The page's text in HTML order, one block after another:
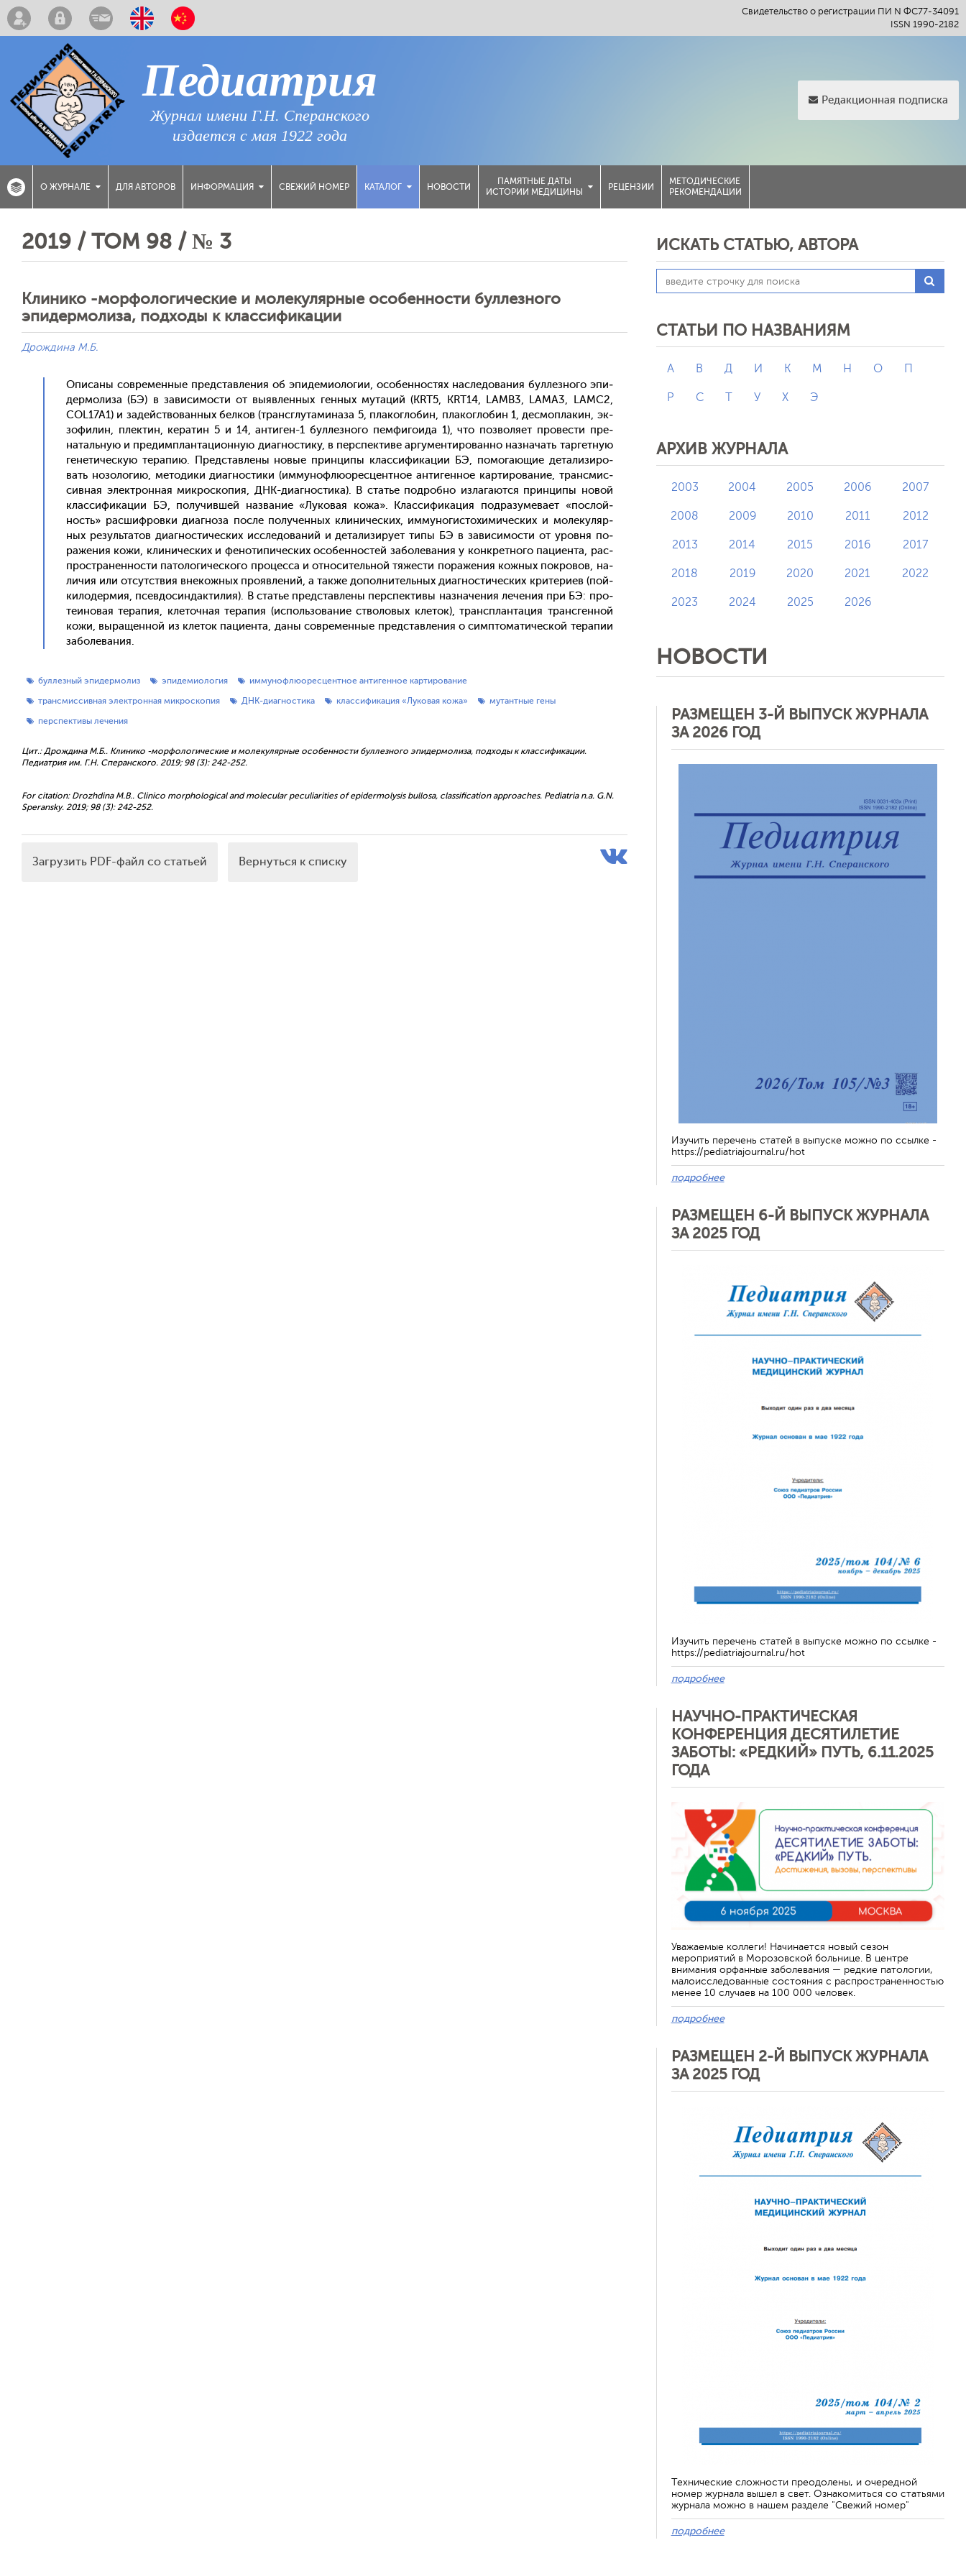
Свидетельство о регистрации ПИ N ФС77-34091
ISSN 1990-2182
Педиатрия
Журнал имени Г.Н. Сперанского
издается с мая 1922 года
Редакционная подписка
О ЖУРНАЛЕ ДЛЯ АВТОРОВ ИНФОРМАЦИЯ СВЕЖИЙ НОМЕР КАТАЛОГ НОВОСТИ
ПАМЯТНЫЕ ДАТЫ
ИСТОРИИ МЕДИЦИНЫ
РЕЦЕНЗИИ
МЕТОДИЧЕСКИЕ
РЕКОМЕНДАЦИИ
2019 / ТОМ 98 / № 3
Клинико -морфологические и молекулярные особенности буллезного
эпидермолиза, подходы к классификации
Дрождина М.Б.
Опи­саны сов­ре­мен­ные пред­став­ле­ния об эпи­деми­оло­гии, осо­бен­ностях нас­ле­дова­ния бул­лезно­го эпи­
дер­мо­лиза (БЭ) в за­виси­мос­ти от вы­яв­ленных ген­ных му­таций (KRT5, KRT14, LAMB3, LAMA3, LAMC2,
COL17A1) и за­дей­ство­ван­ных бел­ков (транс­глу­тами­наза 5, пла­ког­ло­бин, пла­ког­ло­бин 1, дес­мопла­кин, эк­
зо­филин, плек­тин, ке­ратин 5 и 14, ан­ти­ген-1 бул­лезно­го пем­фи­го­ида 1), что поз­во­ля­ет про­вес­ти пре­
наталь­ную и пре­дим­план­та­ци­он­ную ди­аг­ности­ку, в пер­спек­ти­ве ар­гу­мен­ти­рован­но наз­на­чать тар­гетную
ге­нети­чес­кую те­рапию. Пред­став­ле­ны но­вые прин­ци­пы клас­си­фика­ции БЭ, по­мога­ющие де­тали­зиро­
вать но­золо­гию, ме­тоди­ки ди­аг­ности­ки (им­му­ноф­лю­орес­цен­тное ан­ти­ген­ное кар­ти­рова­ние, тран­смис­
сивная элек­трон­ная мик­роско­пия, ДНК-ди­аг­ности­ка). В статье под­робно из­ла­га­ют­ся прин­ци­пы но­вой
клас­си­фика­ции БЭ, по­лучив­шей наз­ва­ние «Лу­ковая ко­жа». Клас­си­фика­ция под­ра­зуме­ва­ет «пос­лой­
ность» рас­шифров­ки ди­аг­но­за пос­ле по­лучен­ных кли­ничес­ких, им­му­ногис­то­хими­чес­ких и мо­леку­ляр­
ных ре­зуль­та­тов ди­аг­ности­чес­ких ис­сле­дова­ний и де­тали­зиру­ет ти­пы БЭ в за­виси­мос­ти от уров­ня по­
раже­ния ко­жи, кли­ничес­ких и фе­ноти­пичес­ких осо­бен­ностей за­боле­вания у кон­крет­но­го па­ци­ен­та, рас­
простра­нен­ности па­толо­гичес­ко­го про­цес­са и от­но­ситель­ной тя­жес­ти по­раже­ния кож­ных пок­ро­вов, на­
личия или от­сутс­твия вне­кож­ных про­яв­ле­ний, а так­же до­пол­ни­тель­ных ди­аг­ности­чес­ких кри­тери­ев (пой­
ки­лодер­мия, псев­до­син­дакти­лия). В статье пред­став­ле­ны пер­спек­ти­вы наз­на­чения ле­чения при БЭ: про­
те­ино­вая те­рапия, кле­точ­ная те­рапия (ис­поль­зо­вание ство­ловых кле­ток), транс­план­та­ция тран­сген­ной
ко­жи, вы­ращен­ной из кле­ток па­ци­ен­та, да­ны сов­ре­мен­ные пред­став­ле­ния о сим­пто­мати­чес­кой те­рапии
за­боле­вания.
буллезный эпидермолиз эпидемиология
иммунофлюоресцентное антигенное картирование
трансмиссивная электронная микроскопия
ДНК-диагностика классификация «Луковая кожа»
мутантные гены
перспективы лечения
Цит.: Дрождина М.Б.. Клинико -морфологические и молекулярные особенности буллезного эпидермолиза, подходы к классификации.
Педиатрия им. Г.Н. Сперанского. 2019; 98 (3): 242-252.
For citation: Drozhdina M.B.. Clinico morphological and molecular peculiarities of epidermolysis bullosa, classification approaches. Pediatria n.a. G.N.
Speransky. 2019; 98 (3): 242-252.
Загрузить PDF-файл со статьей Вернуться к списку
ИСКАТЬ СТАТЬЮ, АВТОРА
СТАТЬИ ПО НАЗВАНИЯМ
А В Д И К М Н О П
Р С Т У Х Э
АРХИВ ЖУРНАЛА
2003 2004 2005 2006 2007
2008 2009 2010 2011 2012
2013 2014 2015 2016 2017
2018 2019 2020 2021 2022
2023 2024 2025 2026
НОВОСТИ
РАЗМЕЩЕН 3-Й ВЫПУСК ЖУРНАЛА
ЗА 2026 ГОД
Изучить перечень статей в выпуске можно по ссылке -
https://pediatriajournal.ru/hot
подробнее
РАЗМЕЩЕН 6-Й ВЫПУСК ЖУРНАЛА
ЗА 2025 ГОД
Изучить перечень статей в выпуске можно по ссылке -
https://pediatriajournal.ru/hot
подробнее
НАУЧНО-ПРАКТИЧЕСКАЯ
КОНФЕРЕНЦИЯ ДЕСЯТИЛЕТИЕ
ЗАБОТЫ: «РЕДКИЙ» ПУТЬ, 6.11.2025
ГОДА
Уважаемые коллеги! Начинается новый сезон
мероприятий в Морозовской больнице. В центре
внимания орфанные заболевания — редкие патологии,
малоисследованные состояния с распространенностью
менее 10 случаев на 100 000 человек.
подробнее
РАЗМЕЩЕН 2-Й ВЫПУСК ЖУРНАЛА
ЗА 2025 ГОД
Технические сложности преодолены, и очередной
номер журнала вышел в свет. Ознакомиться со статьями
журнала можно в нашем разделе "Свежий номер"
подробнее
Отменить